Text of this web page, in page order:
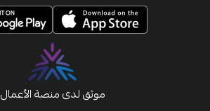
موثق لدى منصة الأعمال